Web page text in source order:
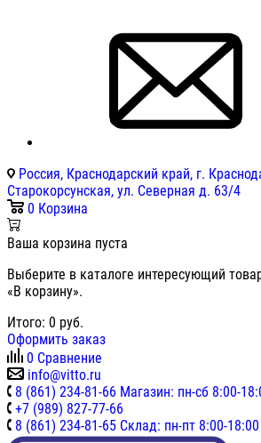
Россия, Краснодарский край, г.
Старокорсунская, ул. Северная д. 63/4
0 Корзина
Ваша корзина пуста
Выберите в каталоге интересующий
«В корзину».
Итого: 0 руб.
Оформить заказ
0 Сравнение
info@vitto.ru
8 (861) 234-81-66 Магазин: пн-сб 8:00-
+7 (989) 827-77-66
8 (861) 234-81-65 Склад: пн-пт 8:00-18:00